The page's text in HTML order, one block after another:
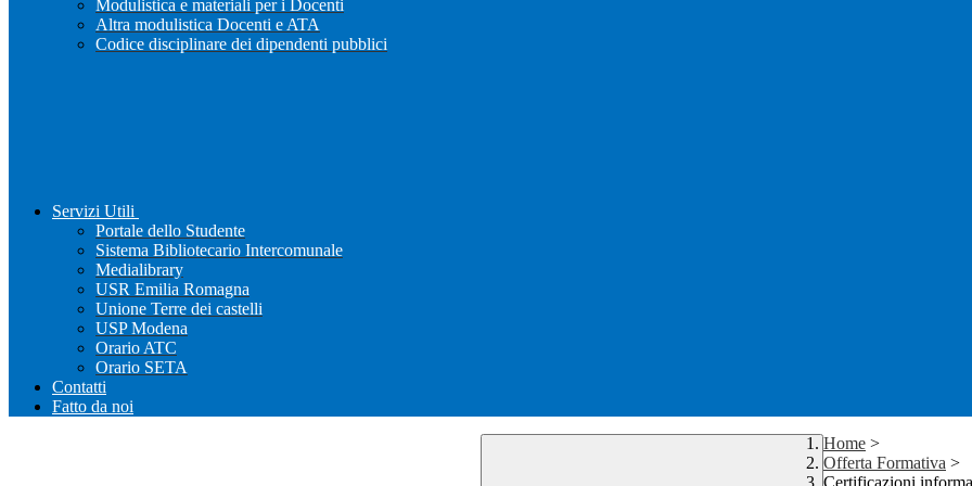
Modulistica e materiali per i Docenti
Altra modulistica Docenti e ATA
Codice disciplinare dei dipendenti pubblici
Servizi Utili
Portale dello Studente
Sistema Bibliotecario Intercomunale
Medialibrary
USR Emilia Romagna
Unione Terre dei castelli
USP Modena
Orario ATC
Orario SETA
Contatti
Fatto da noi
Home >
Offerta Formativa >